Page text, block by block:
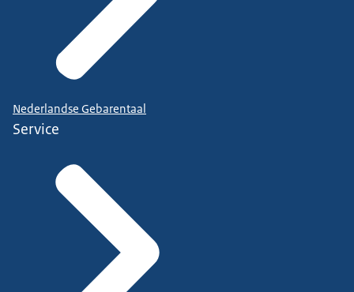
Nederlandse Gebarentaal
Service